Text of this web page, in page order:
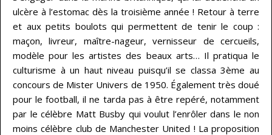
ulcère à l’estomac dès la troisième année ! Retour à terre
et aux petits boulots qui permettent de tenir le coup :
maçon, livreur, maître-nageur, vernisseur de cercueils,
modèle pour les artistes des beaux arts… Il pratiqua le
culturisme à un haut niveau puisqu’il se classa 3ème au
concours de Mister Univers de 1950. Également très doué
pour le football, il ne tarda pas à être repéré, notamment
par le célèbre Matt Busby qui voulut l’enrôler dans le non
moins célèbre club de Manchester United ! La proposition